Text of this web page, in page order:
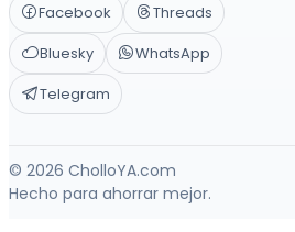
Facebook
Threads
Bluesky
WhatsApp
Telegram
© 2026 CholloYA.com
Hecho para ahorrar mejor.